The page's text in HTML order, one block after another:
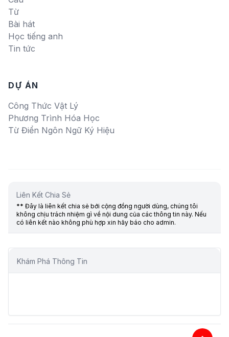
Từ
Bài hát
Học tiếng anh
Tin tức
DỰ ÁN
Công Thức Vật Lý
Phương Trình Hóa Học
Từ Điển Ngôn Ngữ Ký Hiệu
Liên Kết Chia Sẻ
** Đây là liên kết chia sẻ bới cộng đồng người dùng, chúng tôi
không chịu trách nhiệm gì về nội dung của các thông tin này. Nếu
có liên kết nào không phù hợp xin hãy báo cho admin.
Khám Phá Thông Tin